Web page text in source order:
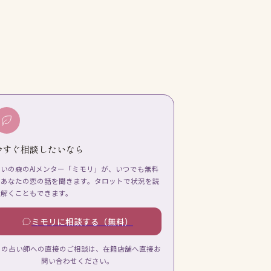
すぐ相談したいなら
の森のAIメンター「ミモリ」が、いつでも無料
なたの恋の話を聞きます。タロットで状況を読
くこともできます。
ミモリに相談する（無料）
占い師への直接のご相談は、在籍店舗へ直接お
問い合わせください。